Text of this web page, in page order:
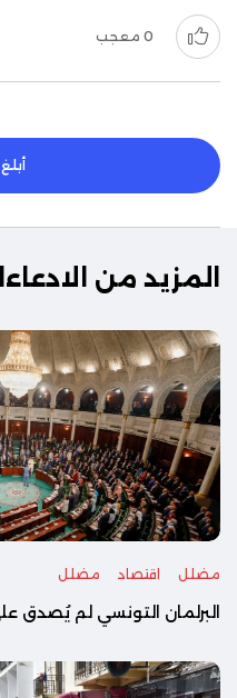
0 معجب
المزيد من
مضلل اقتصاد مضلل
البرلمان التونسي لم يُصدق